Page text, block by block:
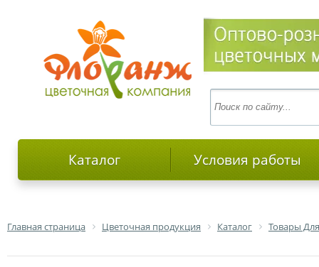
Каталог Условия работы
Главная страница Цветочная продукция Каталог Товары